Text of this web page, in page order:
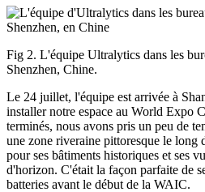
Fig 2. L'équipe Ultralytics dans les
Shenzhen, Chine.
Le 24 juillet, l'équipe est arrivée à
installer notre espace au World Expo
terminés, nous avons pris un peu de
une zone riveraine pittoresque le long
pour ses bâtiments historiques et ses
d'horizon. C'était la façon parfaite de
batteries avant le début de la WAIC.